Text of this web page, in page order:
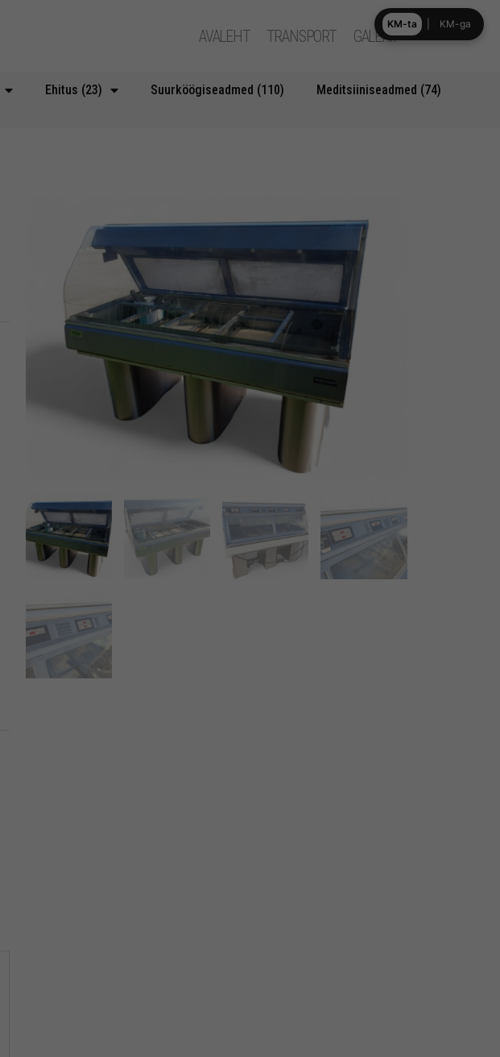
AVALEHT TRANSPORT GALERII
Ehitus (23) Suurköögiseadmed (110)
Meditsiiniseadmed (74)
KM-ta KM-ga